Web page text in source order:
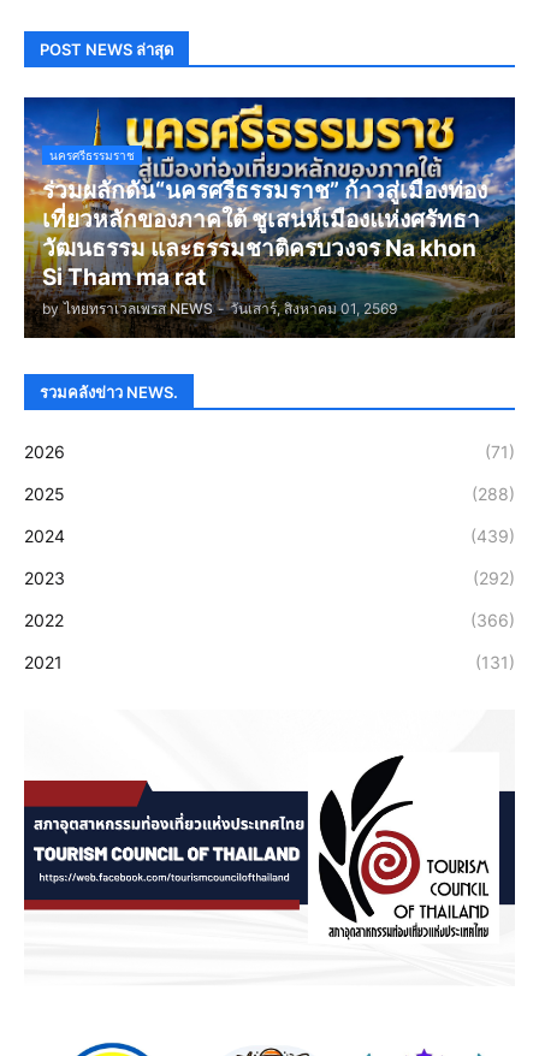
POST NEWS ล่าสุด
นครศรีธรรมราช
ร่วมผลักดัน“นครศรีธรรมราช” ก้าวสู่เมืองท่อง
เที่ยวหลักของภาคใต้ ชูเสน่ห์เมืองแห่งศรัทธา
วัฒนธรรม และธรรมชาติครบวงจร Na khon
Si Tham ma rat
by ไทยทราเวลเพรส NEWS - วันเสาร์, สิงหาคม 01, 2569
รวมคลังข่าว NEWS.
2026 (71)
2025 (288)
2024 (439)
2023 (292)
2022 (366)
2021 (131)